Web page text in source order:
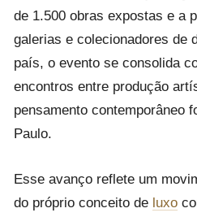
de 1.500 obras expostas e a
galerias e colecionadores de
país, o evento se consolida
encontros entre produção
pensamento contemporâneo
Paulo.
Esse avanço reflete um
do próprio conceito de luxo